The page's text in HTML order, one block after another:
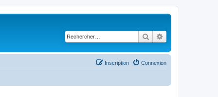
Rechercher
Connexion
Inscription